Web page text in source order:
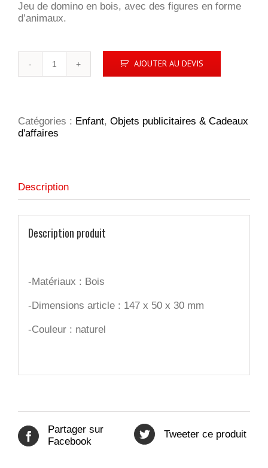
Jeu de domino en bois, avec des figures en forme
d’animaux.
domino
AJOUTER AU DEVIS
Catégories : Enfant, Objets publicitaires & Cadeaux
d'affaires
Description
Description produit
-Matériaux : Bois
-Dimensions article : 147 x 50 x 30 mm
-Couleur : naturel
Partager sur
Facebook
Tweeter ce produit